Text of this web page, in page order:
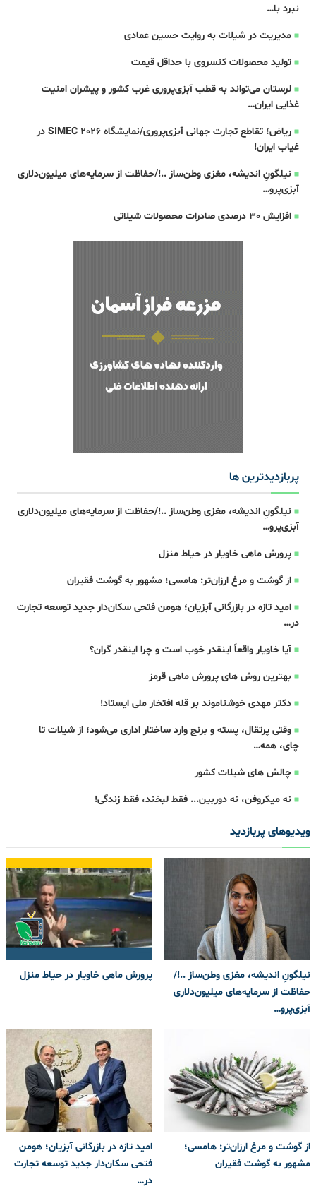
نبرد با…
مدیریت در شیلات به روایت حسین عمادی
تولید محصولات کنسروی با حداقل قیمت
لرستان می‌تواند به قطب آبزی‌پروری غرب کشور و پیشران امنیت
غذایی ایران…
ریاض؛ تقاطع تجارت جهانی آبزی‌پروری/نمایشگاه SIMEC 2026 در
غیاب ایران!
نیلگونِ اندیشه، مغزی وطن‌ساز ..!/حفاظت از سرمایه‌های میلیون‌دلاری
آبزی‌پرو…
افزایش 30 درصدی صادرات محصولات شیلاتی
پربازدیدترین ها
نیلگونِ اندیشه، مغزی وطن‌ساز ..!/حفاظت از سرمایه‌های میلیون‌دلاری
آبزی‌پرو…
پرورش ماهی خاویار در حیاط منزل
از گوشت و مرغ ارزان‌تر: هامسی؛ مشهور به گوشت فقیران
امید تازه در بازرگانی آبزیان؛ هومن فتحی سکان‌دار جدید توسعه تجارت
در…
آیا خاویار واقعاً اینقدر خوب است و چرا اینقدر گران؟
بهترین روش های پرورش ماهی قرمز
دکتر مهدی خوشناموند بر قله افتخار ملی ایستاد!
وقتی پرتقال، پسته و برنج وارد ساختار اداری می‌شود؛ از شیلات تا
چای، همه…
چالش های شیلات کشور
نه میکروفن، نه دوربین... فقط لبخند، فقط زندگی!
ویدیوهای پربازدید
نیلگونِ اندیشه، مغزی وطن‌ساز ..!/
حفاظت از سرمایه‌های میلیون‌دلاری
آبزی‌پرو…
پرورش ماهی خاویار در حیاط منزل
از گوشت و مرغ ارزان‌تر: هامسی؛
مشهور به گوشت فقیران
امید تازه در بازرگانی آبزیان؛ هومن
فتحی سکان‌دار جدید توسعه تجارت
در…